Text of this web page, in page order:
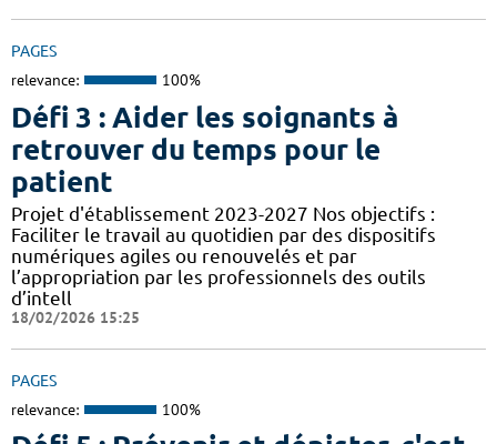
PAGES
relevance: 100%
Défi 3 : Aider les soignants à
retrouver du temps pour le
patient
Projet d'établissement 2023-2027 Nos objectifs :
Faciliter le travail au quotidien par des dispositifs
numériques agiles ou renouvelés et par
l’appropriation par les professionnels des outils
d’intell
18/02/2026 15:25
PAGES
relevance: 100%